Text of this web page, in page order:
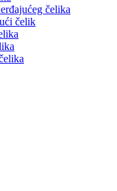
čelika
čelik